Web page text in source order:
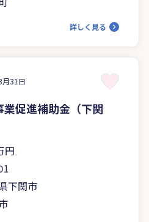
詳しく見る
月31日
促進補助金（下関
円
1
下関市